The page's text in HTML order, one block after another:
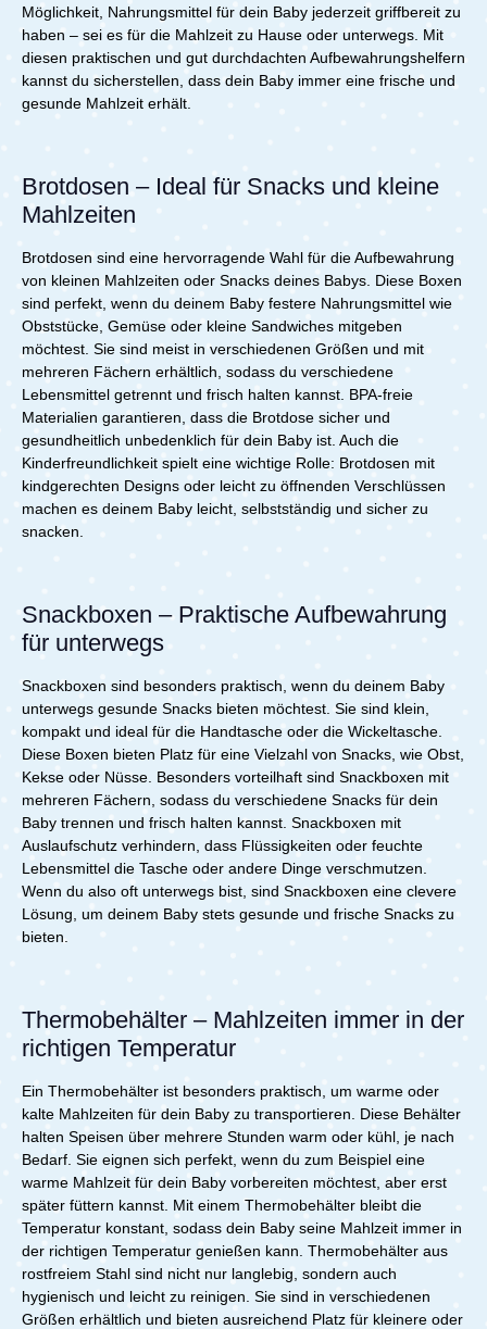
dem Gebrauch einfach in die Spülmaschine – das spart
Zeit und Nerven.Mach Deinem Kind und Dir selbst den
Alltag leichter – mit dem Little Dutch Lunchset – Little
Farm!Details im Überblick:Brotdose: Farbe: Grün Inhalt:
750 ml Maße: 17,8 x 13,2 x 6,1 cm Material: Acrylnitril-
Butadien-Styrol (ABS) Pop-up Flasche: Farbe:
Pop-up Flasche und Brotdose
Möglichkeit, Nahrungsmittel für dein Baby jederzeit griffbereit zu
haben – sei es für die Mahlzeit zu Hause oder unterwegs. Mit
diesen praktischen und gut durchdachten Aufbewahrungshelfern
kannst du sicherstellen, dass dein Baby immer eine frische und
gesunde Mahlzeit erhält.
Brotdosen – Ideal für Snacks und kleine
Mahlzeiten
Brotdosen sind eine hervorragende Wahl für die Aufbewahrung
von kleinen Mahlzeiten oder Snacks deines Babys. Diese Boxen
sind perfekt, wenn du deinem Baby festere Nahrungsmittel wie
Obststücke, Gemüse oder kleine Sandwiches mitgeben
möchtest. Sie sind meist in verschiedenen Größen und mit
mehreren Fächern erhältlich, sodass du verschiedene
Lebensmittel getrennt und frisch halten kannst. BPA-freie
Materialien garantieren, dass die Brotdose sicher und
gesundheitlich unbedenklich für dein Baby ist. Auch die
Kinderfreundlichkeit spielt eine wichtige Rolle: Brotdosen mit
kindgerechten Designs oder leicht zu öffnenden Verschlüssen
machen es deinem Baby leicht, selbstständig und sicher zu
snacken.
Snackboxen – Praktische Aufbewahrung
für unterwegs
Snackboxen sind besonders praktisch, wenn du deinem Baby
unterwegs gesunde Snacks bieten möchtest. Sie sind klein,
kompakt und ideal für die Handtasche oder die Wickeltasche.
Diese Boxen bieten Platz für eine Vielzahl von Snacks, wie Obst,
Kekse oder Nüsse. Besonders vorteilhaft sind Snackboxen mit
mehreren Fächern, sodass du verschiedene Snacks für dein
Baby trennen und frisch halten kannst. Snackboxen mit
Auslaufschutz verhindern, dass Flüssigkeiten oder feuchte
Lebensmittel die Tasche oder andere Dinge verschmutzen.
Wenn du also oft unterwegs bist, sind Snackboxen eine clevere
Lösung, um deinem Baby stets gesunde und frische Snacks zu
bieten.
Thermobehälter – Mahlzeiten immer in der
richtigen Temperatur
Ein Thermobehälter ist besonders praktisch, um warme oder
kalte Mahlzeiten für dein Baby zu transportieren. Diese Behälter
halten Speisen über mehrere Stunden warm oder kühl, je nach
Bedarf. Sie eignen sich perfekt, wenn du zum Beispiel eine
warme Mahlzeit für dein Baby vorbereiten möchtest, aber erst
später füttern kannst. Mit einem Thermobehälter bleibt die
Temperatur konstant, sodass dein Baby seine Mahlzeit immer in
der richtigen Temperatur genießen kann. Thermobehälter aus
rostfreiem Stahl sind nicht nur langlebig, sondern auch
hygienisch und leicht zu reinigen. Sie sind in verschiedenen
Größen erhältlich und bieten ausreichend Platz für kleinere oder